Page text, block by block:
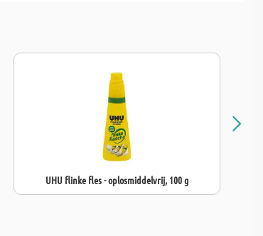
UHU flinke fles - oplosmiddelvrij, 100 g